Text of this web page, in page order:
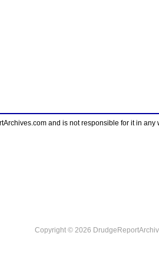
and is not responsible for it in any
Copyright © 2026